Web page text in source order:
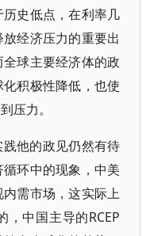
史低点，在利率几
经济压力的重要出
球主要经济体的政
积极性降低，也使
压力。
他的政见仍然有待
环中的现象，中美
需市场，这实际上
中国主导的RCEP